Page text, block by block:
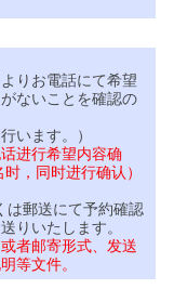
りお電話にて希望
ないことを確認の
います。）
进行希望内容确
，同时进行确认）
は郵送にて予約確認
りいたします。
者邮寄形式、发送
等文件。